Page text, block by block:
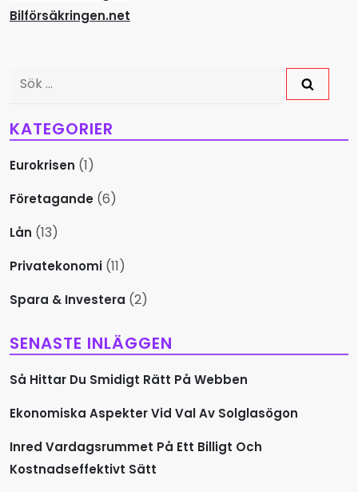
v
g
e
r
n
g
Bilförsäkringen.net
Sök
KATEGORIER
Eurokrisen (1)
Företagande (6)
Lån (13)
Privatekonomi (11)
Spara & Investera (2)
SENASTE INLÄGGEN
Så Hittar Du Smidigt Rätt På Webben
Ekonomiska Aspekter Vid Val Av Solglasögon
Inred Vardagsrummet På Ett Billigt Och
Kostnadseffektivt Sätt